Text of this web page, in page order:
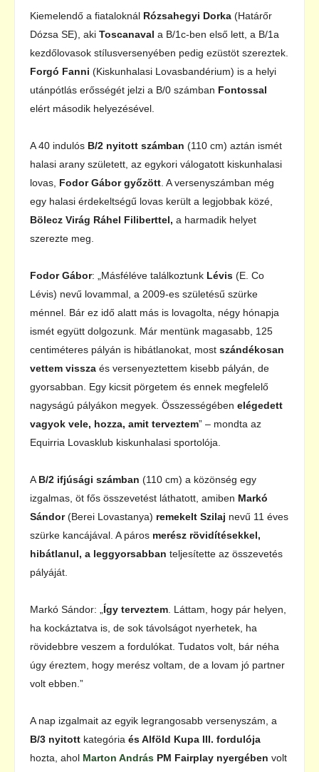
Kiemelendő a fiataloknál Rózsahegyi Dorka (Határőr
Dózsa SE), aki Toscanaval a B/1c-ben első lett, a B/1a
kezdőlovasok stílusversenyében pedig ezüstöt szereztek.
Forgó Fanni (Kiskunhalasi Lovasbandérium) is a helyi
utánpótlás erősségét jelzi a B/0 számban Fontossal
elért második helyezésével.
A 40 indulós B/2 nyitott számban (110 cm) aztán ismét
halasi arany született, az egykori válogatott kiskunhalasi
lovas, Fodor Gábor győzött . A versenyszámban még
egy halasi érdekeltségű lovas került a legjobbak közé,
Bölecz Virág Ráhel Filiberttel, a harmadik helyet
szerezte meg.
Fodor Gábor: „Másféléve találkoztunk Lévis (E. Co
Lévis) nevű lovammal, a 2009-es születésű szürke
ménnel. Bár ez idő alatt más is lovagolta, négy hónapja
ismét együtt dolgozunk. Már mentünk magasabb, 125
centiméteres pályán is hibátlanokat, most szándékosan
vettem vissza és versenyeztettem kisebb pályán, de
gyorsabban. Egy kicsit pörgetem és ennek megfelelő
nagyságú pályákon megyek. Összességében elégedett
vagyok vele, hozza, amit terveztem” – mondta az
Equirria Lovasklub kiskunhalasi sportolója.
A B/2 ifjúsági számban (110 cm) a közönség egy
izgalmas, öt fős összevetést láthatott, amiben Markó
Sándor(Berei Lovastanya) remekelt Szilaj nevű 11 éves
szürke kancájával. A páros merész rövidítésekkel,
hibátlanul, a leggyorsabban teljesítette az összevetés
pályáját.
Markó Sándor: „ Így terveztem . Láttam, hogy pár helyen,
ha kockáztatva is, de sok távolságot nyerhetek, ha
rövidebbre veszem a fordulókat. Tudatos volt, bár néha
úgy éreztem, hogy merész voltam, de a lovam jó partner
volt ebben.”
A nap izgalmait az egyik legrangosabb versenyszám, a
B/3 nyitott kategória és Alföld Kupa III. fordulója
hozta, ahol Marton András PM Fairplay nyergében volt